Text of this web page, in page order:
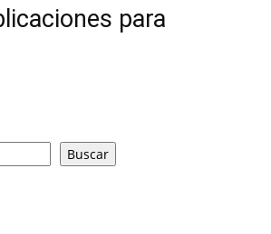
para
Buscar